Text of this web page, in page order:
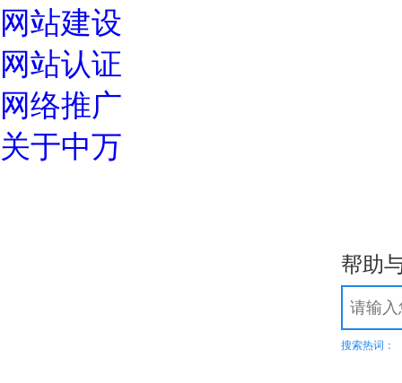
网站建设
网站认证
网络推广
关于中万
域名续费whois查
溢价域名.集
帮助
搜索热词：